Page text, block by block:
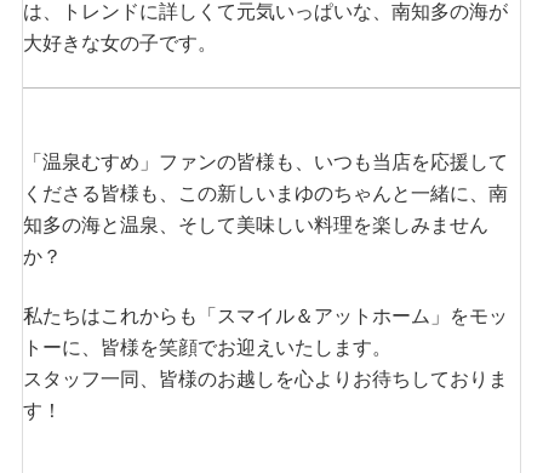
は、トレンドに詳しくて元気いっぱいな、南知多の海が
大好きな女の子です。
「温泉むすめ」ファンの皆様も、いつも当店を応援して
くださる皆様も、この新しいまゆのちゃんと一緒に、南
知多の海と温泉、そして美味しい料理を楽しみません
か？
私たちはこれからも「スマイル＆アットホーム」をモッ
トーに、皆様を笑顔でお迎えいたします。
スタッフ一同、皆様のお越しを心よりお待ちしておりま
す！